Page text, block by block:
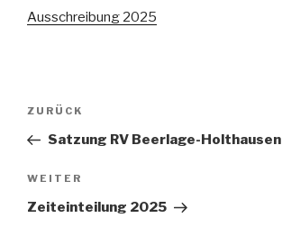
Ausschreibung 2025
Beitragsnavigation
Vorheriger
Beitrag
ZURÜCK
Satzung RV Beerlage-Holthausen
Nächster
Beitrag
WEITER
Zeiteinteilung 2025